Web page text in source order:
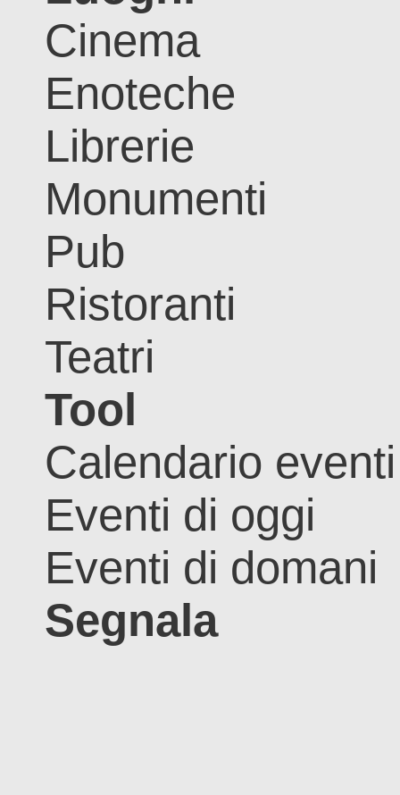
Cinema
Enoteche
Librerie
Monumenti
Pub
Ristoranti
Teatri
Tool
Calendario eventi
Eventi di oggi
Eventi di domani
Segnala